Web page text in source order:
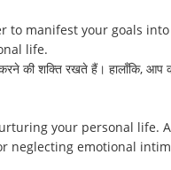
to manifest your goals
life.
करने की शक्ति रखते हैं। हालाँकि, आप
your personal life.
neglecting emotional